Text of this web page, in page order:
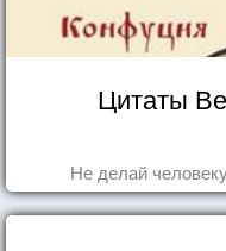
Цитаты
Не делай